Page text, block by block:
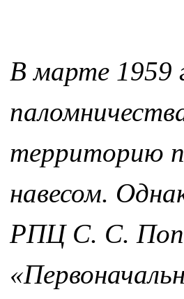
В марте 1959
территорию
навесом.
РПЦ С. С.